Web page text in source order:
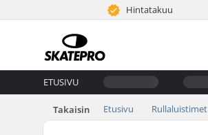
Hintatakuu
ETUSIVU
Takaisin Etusivu Rullaluistimet